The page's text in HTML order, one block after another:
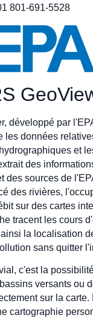
801-691-5528
développé par
les données
et
des
des sources de
des rivières,
sur des cartes
tracent les cours
la localisation
sans quitter
c'est la
versants ou
sur la carte.
cartographie